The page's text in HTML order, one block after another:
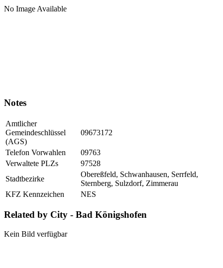
No Image Available
Notes
Amtlicher
Gemeindeschlüssel
(AGS)
09673172
Telefon Vorwahlen
09763
Verwaltete PLZs
97528
Stadtbezirke
Obereßfeld, Schwanhausen, Serrfeld,
Sternberg, Sulzdorf, Zimmerau
KFZ Kennzeichen
NES
Related by City - Bad Königshofen
Kein Bild verfügbar